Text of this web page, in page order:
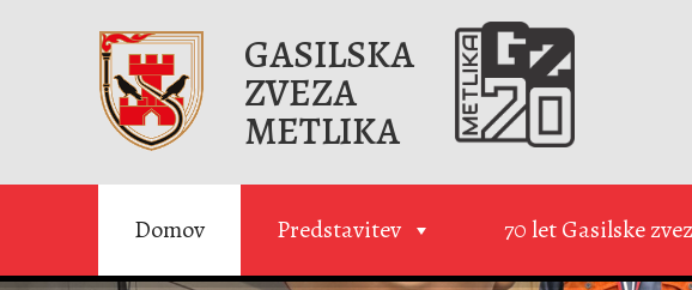
GASILSKA
ZVEZA
METLIKA
Domov Predstavitev 70 let Gasilske